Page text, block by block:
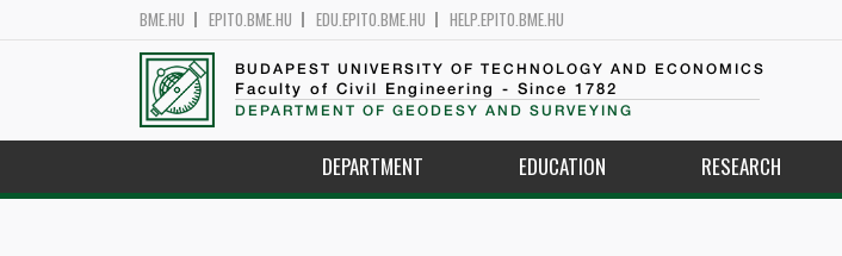
BME.HU EPITO.BME.HU EDU.EPITO.BME.HU HELP.EPITO.BME.HU
BUDAPEST UNIVERSITY OF TECHNOLOGY AND ECONOMICS
Faculty of Civil Engineering - Since 1782
DEPARTMENT OF GEODESY AND SURVEYING
DEPARTMENT EDUCATION RESEARCH